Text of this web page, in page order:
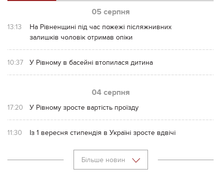
05 серпня
13:13
На Рівненщині під час пожежі післяжнивних
залишків чоловік отримав опіки
10:37 У Рівному в басейні втопилася дитина
04 серпня
17:20 У Рівному зросте вартість проїзду
11:30 Із 1 вересня стипендія в Україні зросте вдвічі
Більше новин